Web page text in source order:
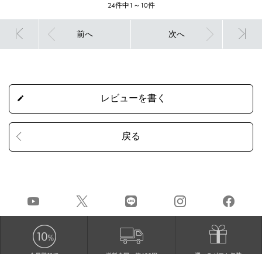
24件中1～10件
前へ 次へ